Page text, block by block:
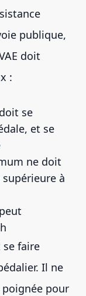
publique,
doit
:
se
et se
ne doit
à
se faire
Il ne
pour